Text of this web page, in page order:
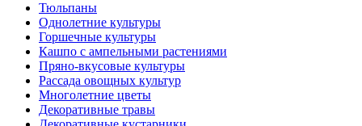
Тюльпаны
Однолетние культуры
Горшечные культуры
Кашпо с ампельными растениями
Пряно-вкусовые культуры
Рассада овощных культур
Многолетние цветы
Декоративные травы